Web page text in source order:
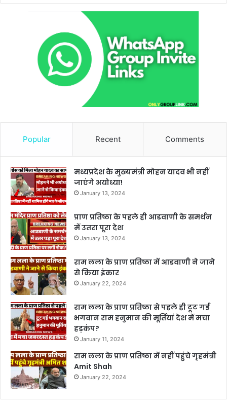
Popular Recent Comments
मध्यप्रदेश के मुख्यमंत्री मोहन यादव भी नहीं
जाएंगे अयोध्या!
January 13, 2024
प्राण प्रतिष्ठा के पहले ही आडवाणी के समर्थन
में उतरा पूरा देश
January 13, 2024
राम लला के प्राण प्रतिष्ठा में आडवाणी ने जाने
से किया इंकार
January 22, 2024
राम लला के प्राण प्रतिष्ठा से पहले ही टूट गई
भगवान राम हनुमान की मूर्तियां देश में मचा
हड़कंप?
January 11, 2024
राम लला के प्राण प्रतिष्ठा में नहीं पहुंचे गृहमंत्री
Amit Shah
January 22, 2024